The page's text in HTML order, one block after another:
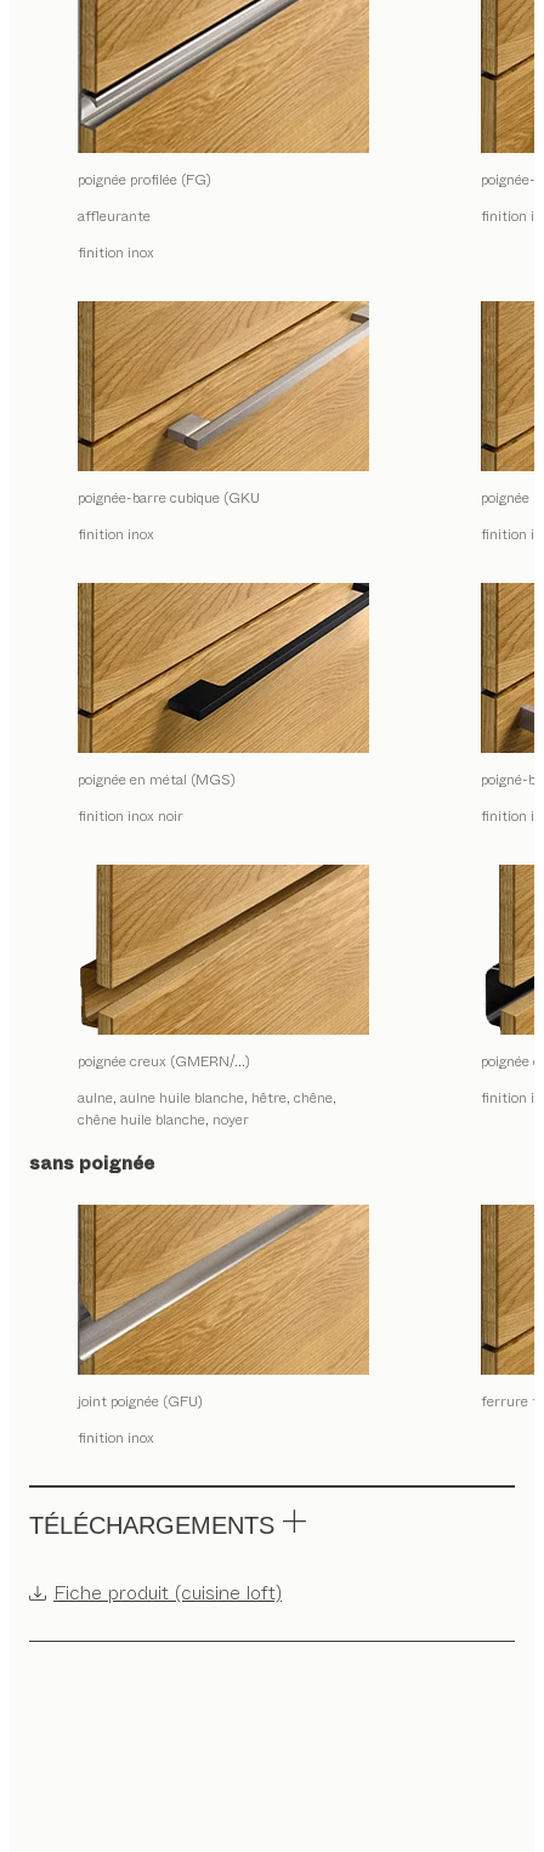
poignée profilée (FG)
affleurante
finition inox
poignée-
finition
poignée-barre cubique (GKU
finition inox
poignée
finition
poignée en métal (MGS)
finition inox noir
poigné-
finition
poignée creux (GMERN/…)
aulne, aulne huile blanche, hêtre, chêne,
chêne huile blanche, noyer
poignée
finition
sans poignée
joint poignée (GFU)
finition inox
ferrure
TÉLÉCHARGEMENTS
Fiche produit (cuisine loft)